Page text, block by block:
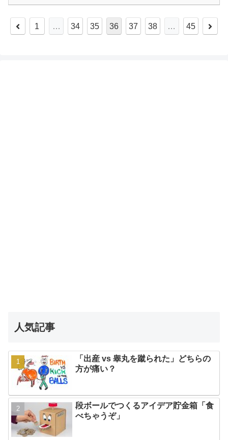
1 … 34 35 36 37 38 … 45
人気記事
「出産 vs 睾丸を蹴られた」どちらの
方が痛い？
段ボールでつくるアイデア貯金箱「食
べちゃうぞ」